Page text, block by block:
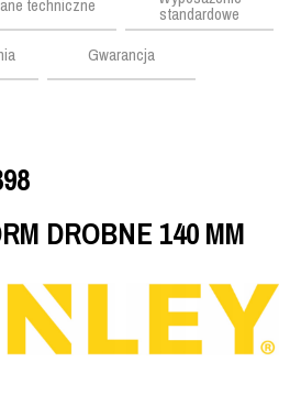
techniczne
standardowe
Gwarancja
DROBNE 140 MM